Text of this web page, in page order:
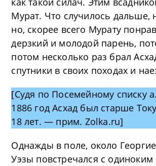
Мурат. Что случилось дальше,
но, скорее всего Мурату
дерзкий и молодой парень,
потом несколько раз брал
спутники в своих походах и
[Судя по Посемейному списку
1886 год Асхад был старше
18 лет. — прим. Zolka.ru]
Однажды в поле, около
Уэзы повстречался с одиноким